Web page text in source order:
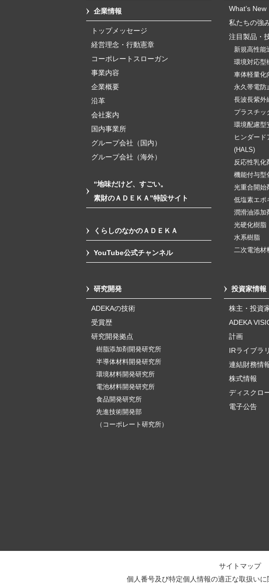
企業情報
トップメッセージ
経営理念・行動憲章
コーポレートスローガン
事業内容
企業概要
沿革
会社案内
国内事業所
グループ会社（国内）
グループ会社（海外）
“地味だけど、すごい。
素財のＡＤＥＫＡ”特設サイト
くらしのなかのＡＤＥＫＡ
YouTube公式チャンネル
What’s New
私たちの強
注目製品・
新規高性能
環境対応型
車体軽量化
永久帯電防
長波長紫外
プラスチッ
環境配慮型
ヒンダード
(HALS)
反応性乳化
機能付与型
光重合開始
低塩素エポ
潤滑油添加
光硬化樹脂
水系樹脂
二次電池材
研究開発
ADEKAの技術
受賞歴
研究開発拠点
樹脂添加剤開発研究所
半導体材料開発研究所
環境材料開発研究所
電池材料開発研究所
食品開発研究所
先進技術開発部
（コーポレート研究所）
投資家情報
株主・投資
ADEKA
計画
IRライブラリ
連結財務情
株式情報
ディスクロ
電子公告
サイトマップ
個人番号及び特定個人情報の適正な取扱い